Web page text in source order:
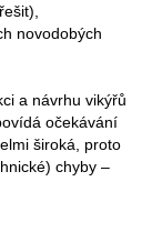
novodobých
a návrhu vikýřů
očekávání
široká, proto
chyby –